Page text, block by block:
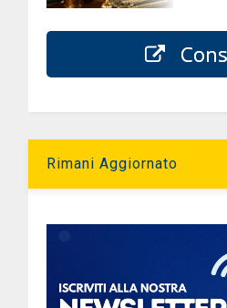
Rimani Aggiornato